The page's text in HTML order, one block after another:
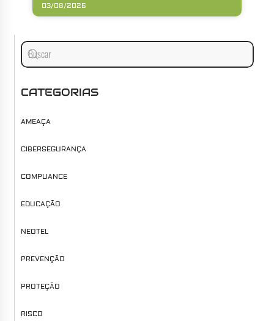
03/08/2026
CATEGORIAS
AMEAÇA
CIBERSEGURANÇA
COMPLIANCE
EDUCAÇÃO
NEOTEL
PREVENÇÃO
PROTEÇÃO
RISCO